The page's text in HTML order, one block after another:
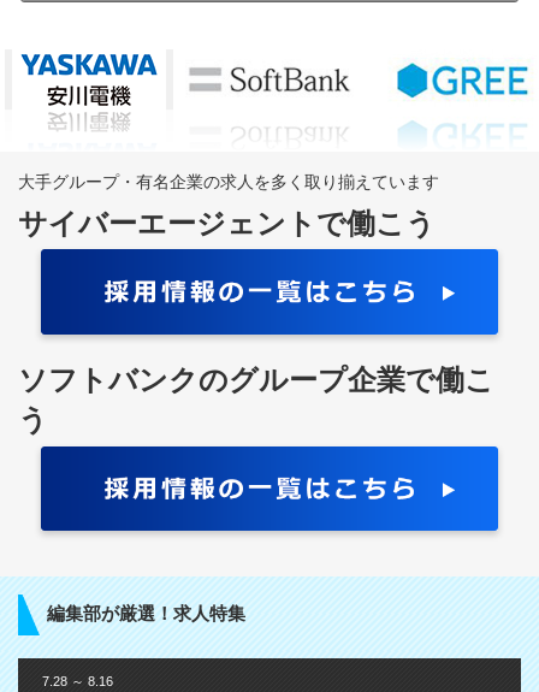
大手グループ・有名企業の求人を多く取り揃えています
サイバーエージェントで働こう
ソフトバンクのグループ企業で働こ
う
編集部が厳選！求人特集
7.28 ～ 8.16